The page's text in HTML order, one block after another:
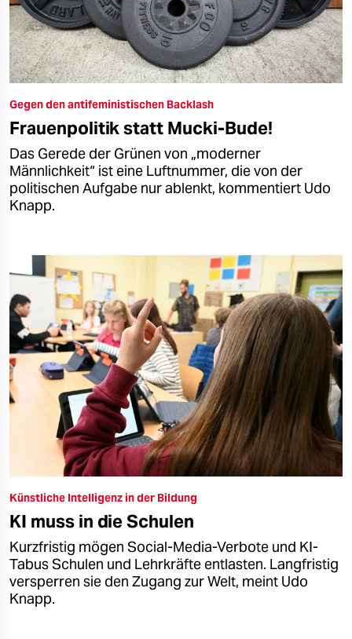
Gegen den antifeministischen Backlash
Frauenpolitik statt Mucki-Bude!
Das Gerede der Grünen von „moderner
Männlichkeit“ ist eine Luftnummer, die von der
politischen Aufgabe nur ablenkt, kommentiert Udo
Knapp.
Künstliche Intelligenz in der Bildung
KI muss in die Schulen
Kurzfristig mögen Social-Media-Verbote und KI-
Tabus Schulen und Lehrkräfte entlasten. Langfristig
versperren sie den Zugang zur Welt, meint Udo
Knapp.